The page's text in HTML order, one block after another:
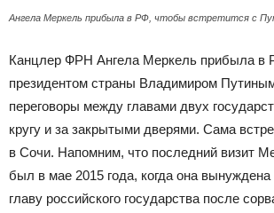
Ангела Меркель прибыла в РФ, чтобы встретится с
Канцлер ФРН Ангела Меркель прибыла в
президентом страны Владимиром
переговоры между главами двух
кругу и за закрытыми дверями. Сама
в Сочи. Напомним, что последний визит
был в мае 2015 года, когда она
главу российского государства после